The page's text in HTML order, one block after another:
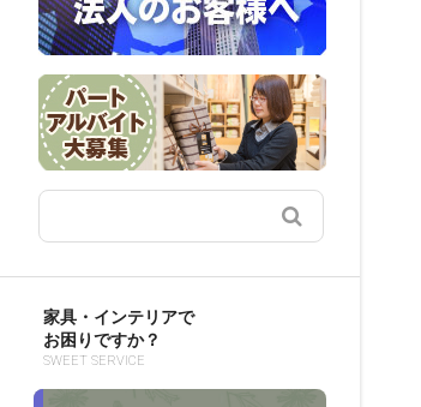
家具・インテリアで
お困りですか？
SWEET SERVICE